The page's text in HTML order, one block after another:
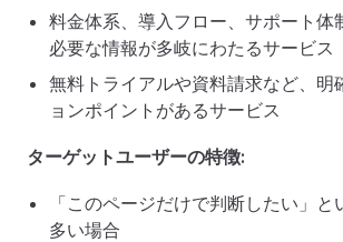
料金体系、導入フロー、サポート体
必要な情報が多岐にわたるサービス
無料トライアルや資料請求など、明
ョンポイントがあるサービス
ターゲットユーザーの特徴:
「このページだけで判断したい」
多い場合